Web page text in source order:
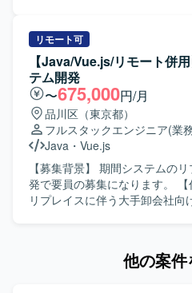
一連の工程に関わることができ
を広げていただけます。 【開発環境】 バックエンド：
Java（Springboot） フロントエ
インフラ：AWS DB：Oracle
ご担当いただきます。基本設計
工程をお任せいたします。 【求める人物像】 前向きでキャ
ッチアップや技術向上に積極的な
ジションの魅力】 バックエンド
ラ、データベースなど幅広い技
き、フルスタックエンジニアと
けます。 【開発環境】 バックエンド：
Java（Springboot）、フロント
TypeScript（vue.js）、インフ
いた開発環境です。
リモート可
【Java/Vue.js/リモート併
テム開発
〜675,000円/月
品川区（東京都）
フルスタックエンジニア(業
Java ・ Vue.js
【募集背景】 期間システムの
発で要員の募集になります。 【作業内容】 期間システムの
リプレイスに伴う大手卸会社向
を行っていただきます。 【求める人物像】 基本設計からテ他の案件